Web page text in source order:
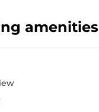
amenities